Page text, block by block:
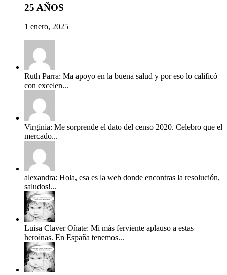
25 AÑOS
1 enero, 2025
Ruth Parra: Ma apoyo en la buena salud y por eso lo calificó
con excelen...
Virginia: Me sorprende el dato del censo 2020. Celebro que el
mercado...
alexandra: Hola, esa es la web donde encontras la resolución,
saludos!...
Luisa Claver Oñate: Mi más ferviente aplauso a estas
heroínas. En España tenemos...